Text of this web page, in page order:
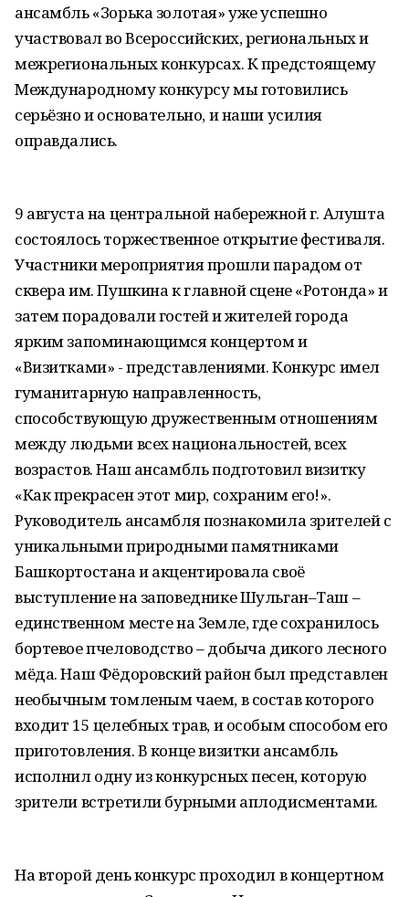
ансамбль «Зорька золотая» уже успешно
участвовал во Всероссийских, региональных и
межрегиональных конкурсах. К предстоящему
Международному конкурсу мы готовились
серьёзно и основательно, и наши усилия
оправдались.
9 августа на центральной набережной г. Алушта
состоялось торжественное открытие фестиваля.
Участники мероприятия прошли парадом от
сквера им. Пушкина к главной сцене «Ротонда» и
затем порадовали гостей и жителей города
ярким запоминающимся концертом и
«Визитками» - представлениями. Конкурс имел
гуманитарную направленность,
способствующую дружественным отношениям
между людьми всех национальностей, всех
возрастов. Наш ансамбль подготовил визитку
«Как прекрасен этот мир, сохраним его!».
Руководитель ансамбля познакомила зрителей с
уникальными природными памятниками
Башкортостана и акцентировала своё
выступление на заповеднике Шульган–Таш –
единственном месте на Земле, где сохранилось
бортевое пчеловодство – добыча дикого лесного
мёда. Наш Фёдоровский район был представлен
необычным томленым чаем, в состав которого
входит 15 целебных трав, и особым способом его
приготовления. В конце визитки ансамбль
исполнил одну из конкурсных песен, которую
зрители встретили бурными аплодисментами.
На второй день конкурс проходил в концертном